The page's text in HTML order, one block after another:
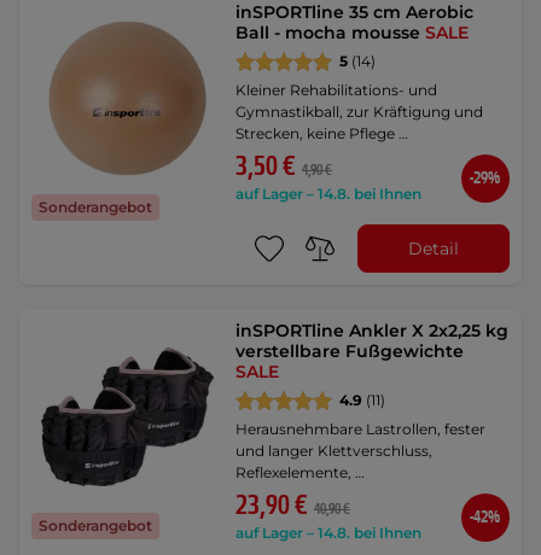
Sonderangebot
inSPORTline 35 cm Aerobic
Ball - mocha mousseSALE
5 (14)
Kleiner Rehabilitations- und
Gymnastikball, zur Kräftigung und
Strecken, keine Pflege …
3,50 € 4,90 €
auf Lager – 14.8. bei Ihnen
-29%
Detail
Sonderangebot
inSPORTline Ankler X 2x2,25 kg
verstellbare Fußgewichte
SALE
4.9 (11)
Herausnehmbare Lastrollen, fester
und langer Klettverschluss,
Reflexelemente, …
23,90 € 40,90 €
auf Lager – 14.8. bei Ihnen
-42%